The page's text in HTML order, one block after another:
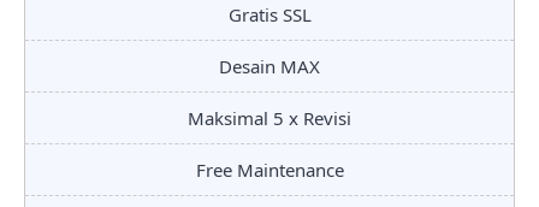
Gratis SSL
Desain MAX
Maksimal 5 x Revisi
Free Maintenance